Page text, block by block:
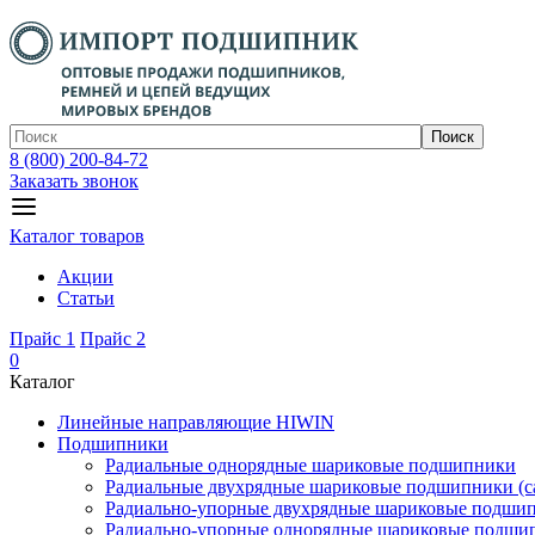
Поиск
8 (800) 200-84-72
Заказать звонок
Каталог товаров
Акции
Статьи
Прайс 1 Прайс 2
0
Каталог
Линейные направляющие HIWIN
Подшипники
Радиальные однорядные шариковые подшипники
Радиальные двухрядные шариковые подшипники
Радиально-упорные двухрядные шариковые
Радиально-упорные однорядные шариковые